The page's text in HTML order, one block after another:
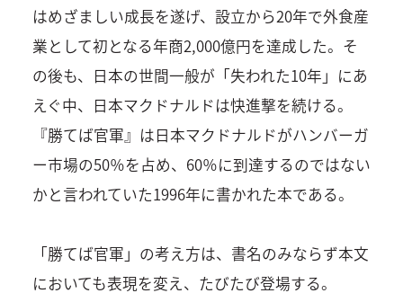
はめざましい成長を遂げ、設立から20年で外食産
業として初となる年商2,000億円を達成した。そ
の後も、日本の世間一般が「失われた10年」にあ
えぐ中、日本マクドナルドは快進撃を続ける。
『勝てば官軍』は日本マクドナルドがハンバーガ
ー市場の50％を占め、60％に到達するのではない
かと言われていた1996年に書かれた本である。
「勝てば官軍」の考え方は、書名のみならず本文
においても表現を変え、たびたび登場する。